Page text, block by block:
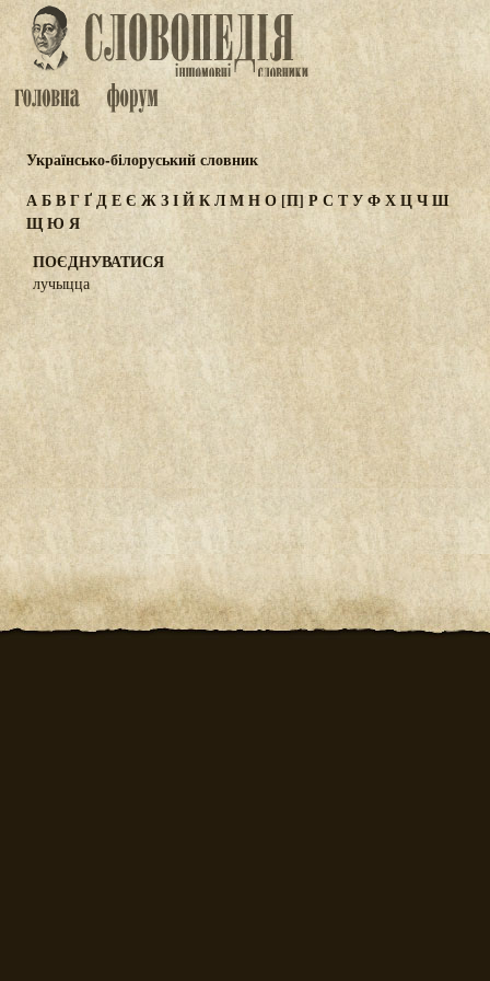
Українсько-білоруський словник
АБВГҐДЕЄ ЖЗІЙКЛМНО[П] Р С ТУФХЦЧШ
ЩЮ Я
ПОЄДНУВАТИСЯ
лучыцца